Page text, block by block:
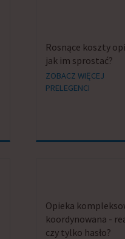
Rosnące koszty
jak im sprostać?
ZOBACZ WIĘCEJ
PRELEGENCI
Opieka
koordynowana -
czy tylko hasło?